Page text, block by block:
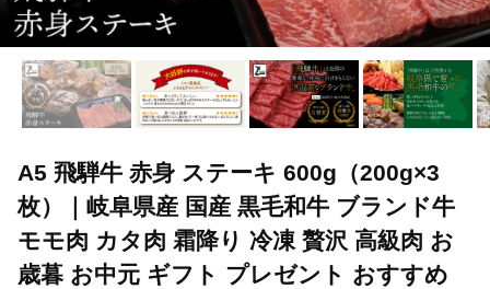
A5 飛騨牛 赤身 ステーキ 600g（200g×3
枚）｜岐阜県産 国産 黒毛和牛 ブランド牛
モモ肉 カタ肉 霜降り 冷凍 贅沢 高級肉 お
歳暮 お中元 ギフト プレゼント おすすめ